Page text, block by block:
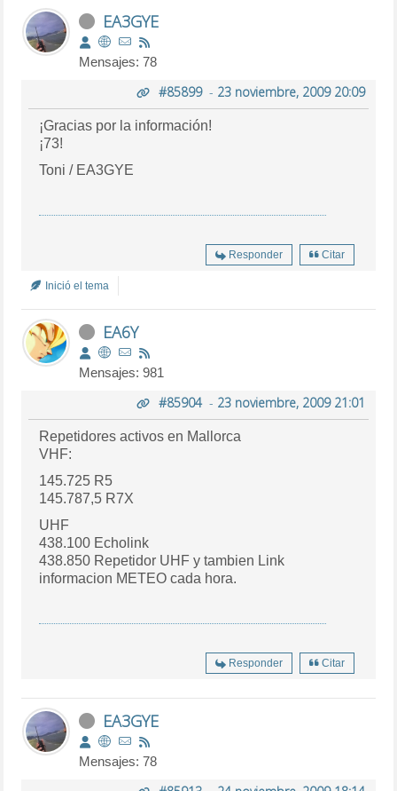
EA3GYE
Mensajes: 78
#85899- 23 noviembre, 2009 20:09
¡Gracias por la información!
¡73!
Toni / EA3GYE
Responder Citar
Inició el tema
EA6Y
Mensajes: 981
#85904- 23 noviembre, 2009 21:01
Repetidores activos en Mallorca
VHF:
145.725 R5
145.787,5 R7X
UHF
438.100 Echolink
438.850 Repetidor UHF y tambien Link
informacion METEO cada hora.
Responder Citar
EA3GYE
Mensajes: 78